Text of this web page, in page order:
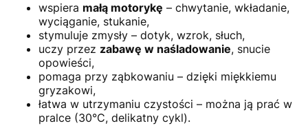
wspiera małą motorykę – chwytanie, wkładanie,
wyciąganie, stukanie,
stymuluje zmysły – dotyk, wzrok, słuch,
uczy przez zabawę w naśladowanie, snucie
opowieści,
pomaga przy ząbkowaniu – dzięki miękkiemu
gryzakowi,
łatwa w utrzymaniu czystości – można ją prać w
pralce (30°C, delikatny cykl).